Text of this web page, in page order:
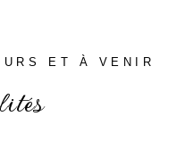
ET À VENIR